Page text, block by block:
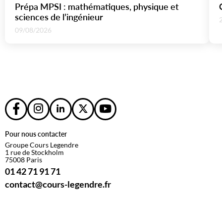
Prépa MPSI : mathématiques, physique et
sciences de l’ingénieur
09/08/2026
Pour nous contacter
Groupe Cours Legendre
1 rue de Stockholm
75008 Paris
01 42 71 91 71
contact@cours-legendre.fr